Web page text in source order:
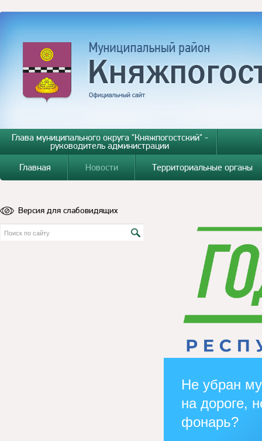
Глава муниципального округа "Княжпогостский" -
руководитель администрации
Главная
Новости Территориальные органы
Версия для слабовидящих
Не убран
на дороге,
фонарь?